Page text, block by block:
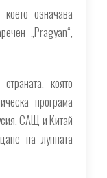
означава
„Pragyan“,
която
програма
САЩ и Китай
на лунната